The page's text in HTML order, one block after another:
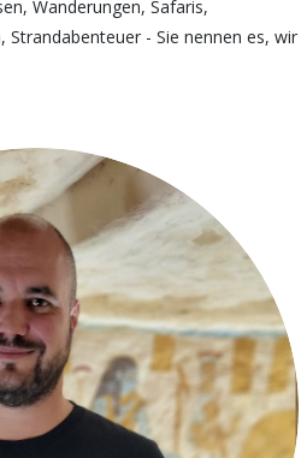
Wanderungen, Safaris,
Strandabenteuer - Sie nennen es, wir